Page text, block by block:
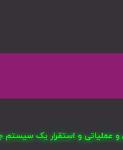
و عملیاتی و استقرار یک